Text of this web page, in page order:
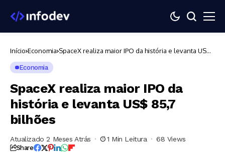
Início Economia SpaceX realiza maior IPO da história e levanta US$
Economia
SpaceX realiza maior IPO da
história e levanta US$ 85,7
bilhões
Atualizado 2 Meses Atrás 1 Min Leitura 68 Views
Share